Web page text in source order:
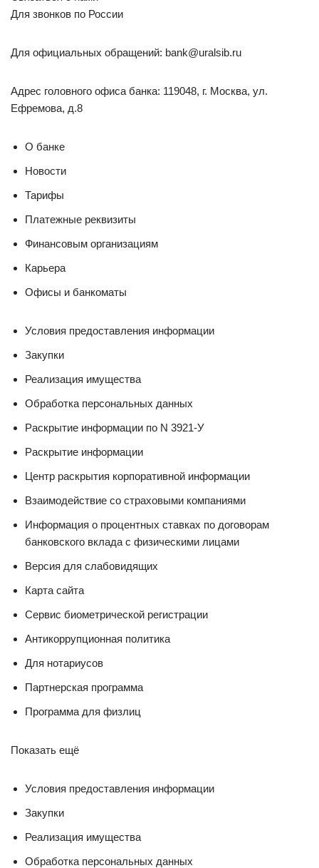
Для звонков по России
Для официальных обращений: bank@uralsib.ru
Адрес головного офиса банка: 119048, г. Москва, ул.
Ефремова, д.8
О банке
Новости
Тарифы
Платежные реквизиты
Финансовым организациям
Карьера
Офисы и банкоматы
Условия предоставления информации
Закупки
Реализация имущества
Обработка персональных данных
Раскрытие информации по N 3921-У
Раскрытие информации
Центр раскрытия корпоративной информации
Взаимодействие со страховыми компаниями
Информация о процентных ставках по договорам
банковского вклада с физическими лицами
Версия для слабовидящих
Карта сайта
Сервис биометрической регистрации
Антикоррупционная политика
Для нотариусов
Партнерская программа
Программа для физлиц
Показать ещё
Условия предоставления информации
Закупки
Реализация имущества
Обработка персональных данных